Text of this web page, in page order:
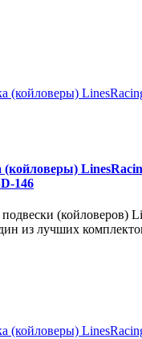
(койловеры)
146
(койловеров)
из лучших